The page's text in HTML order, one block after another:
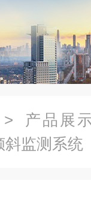
> 产品展
斜监测系统